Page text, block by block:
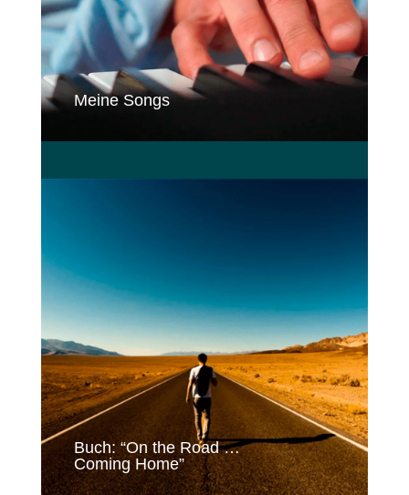
Meine Songs
Buch: “On the Road …
Coming Home”